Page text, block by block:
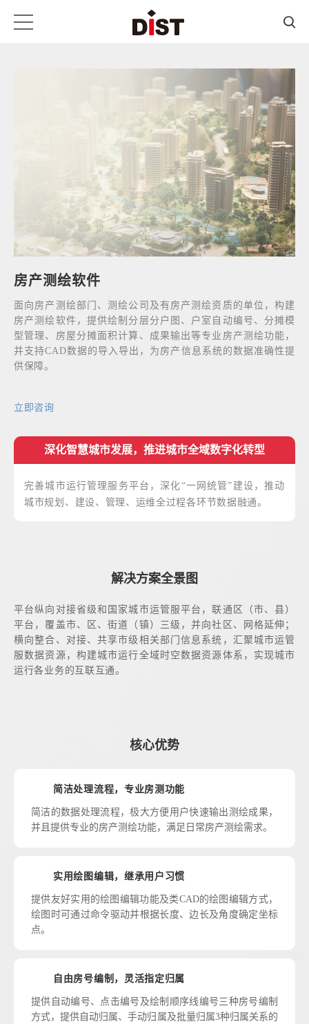
房产测绘软件
面向房产测绘部门、测绘公司及有房产测绘资质的单位，构建
房产测绘软件，提供绘制分层分户图、户室自动编号、分摊模
型管理、房屋分摊面积计算、成果输出等专业房产测绘功能，
并支持CAD数据的导入导出，为房产信息系统的数据准确性提
供保障。
立即咨询
深化智慧城市发展，推进城市全域数字化转型
完善城市运行管理服务平台，深化“一网统管”建设，推动
城市规划、建设、管理、运维全过程各环节数据融通。
解决方案全景图
平台纵向对接省级和国家城市运管服平台，联通区（市、县）
平台，覆盖市、区、街道（镇）三级，并向社区、网格延伸；
横向整合、对接、共享市级相关部门信息系统，汇聚城市运管
服数据资源，构建城市运行全域时空数据资源体系，实现城市
运行各业务的互联互通。
核心优势
简洁处理流程，专业房测功能
简洁的数据处理流程，极大方便用户快速输出测绘成果，
并且提供专业的房产测绘功能，满足日常房产测绘需求。
实用绘图编辑，继承用户习惯
提供友好实用的绘图编辑功能及类CAD的绘图编辑方式，
绘图时可通过命令驱动并根据长度、边长及角度确定坐标
点。
自由房号编制，灵活指定归属
提供自动编号、点击编号及绘制顺序线编号三种房号编制
方式，提供自动归属、手动归属及批量归属3种归属关系的